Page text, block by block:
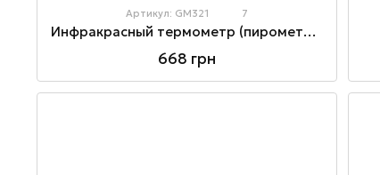
Артикул: GM321 7
Инфракрасный термометр (пирометр) -50~400℃
668 грн